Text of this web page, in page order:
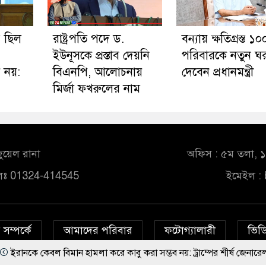
ছিল
নয়:
রাষ্ট্রপতি পদে ড.
ইউনূসকে প্রস্তাব দেয়নি
বিএনপি, আলোচনায়
মির্জা ফখরুলের নাম
বন্যায় ক্ষতিগ্রস্ত
পরিবারকে নতুন
দেবেন প্রধানমন্ত্রী
রানা
01324-414545
অফিস : ৫ম তলা,
ইমেইল :
আমাদের পরিবার ফটোগ্যালারী
হামলা করে কাবু করা সম্ভব নয়: ট্রাম্পের শীর্ষ জেনারেল